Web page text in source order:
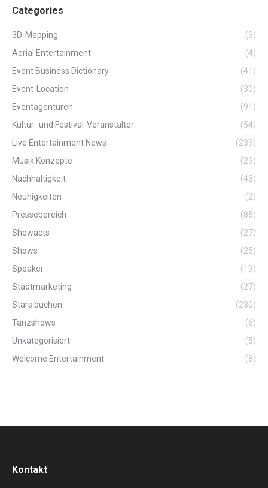
Categories
3D-Mapping
(3)
Aerial Entertainment
(4)
Event Business Dictionary
(41)
Event-Location
(30)
Eventagenturen
(91)
Kultur- und Festival-Veranstalter
(54)
Live Entertainment News
(239)
Musik Konzepte
(29)
Nachhaltigkeit
(43)
Neuhigkeiten
(2)
Pressebereich
(85)
Showacts
(27)
Shows
(25)
Speaker
(19)
Stadtmarketing
(27)
Stars buchen
(230)
Tanzshows
(6)
Unkategorisiert
(5)
Welcome Entertainment
(8)
Kontakt